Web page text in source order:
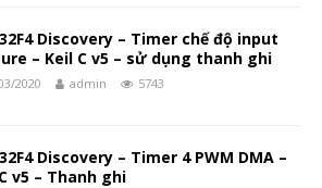
Discovery – Timer chế độ input
– Keil C v5 – sử dụng thanh ghi
2020 admin 5743
Discovery – Timer 4 PWM DMA –
v5 – Thanh ghi